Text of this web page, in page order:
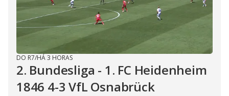
DO R7/HÁ 3 HORAS
2. Bundesliga - 1. FC Heidenheim
1846 4-3 VfL Osnabrück